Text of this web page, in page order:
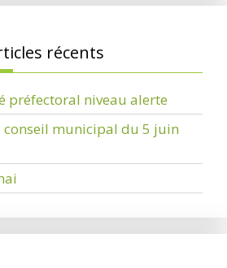
récents
préfectoral niveau alerte
municipal du 5 juin